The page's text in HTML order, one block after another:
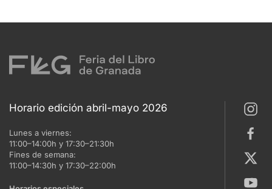
Horario edición abril-mayo 2026
Lunes a viernes:
11:00–14:00h y 17:30–21:30h
Fines de semana:
11:00–14:30h y 17:30–22:00h